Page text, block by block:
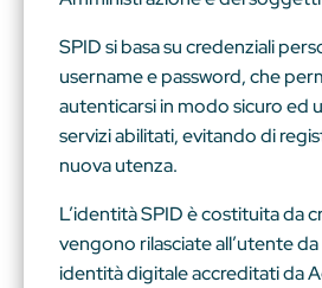
SPID si basa su credenziali
username e password, che
autenticarsi in modo sicuro ed
servizi abilitati, evitando di
nuova utenza.
L’identità SPID è costituita da
vengono rilasciate all’utente
identità digitale accreditati da